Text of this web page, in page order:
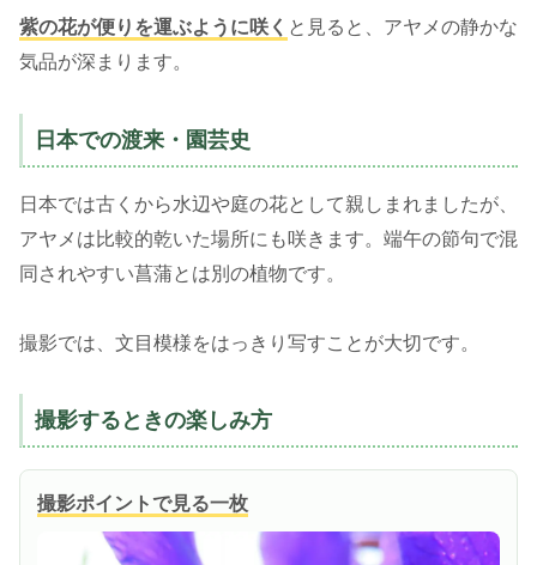
紫の花が便りを運ぶように咲く と見ると、アヤメの静かな
気品が深まります。
日本での渡来・園芸史
日本では古くから水辺や庭の花として親しまれましたが、
アヤメは比較的乾いた場所にも咲きます。端午の節句で混
同されやすい菖蒲とは別の植物です。
撮影では、文目模様をはっきり写すことが大切です。
撮影するときの楽しみ方
撮影ポイントで見る一枚